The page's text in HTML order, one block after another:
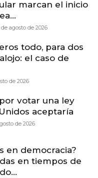
marcan el inicio
de agosto de 2026
todo, para dos
el caso de
de 2026
votar una ley
aceptaría
de 2026
en democracia?
en tiempos de